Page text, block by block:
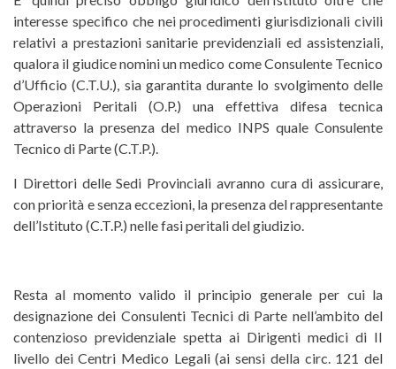
interesse specifico che nei procedimenti giurisdizionali civili
relativi a prestazioni sanitarie previdenziali ed assistenziali,
qualora il giudice nomini un medico come Consulente Tecnico
d’Ufficio (C.T.U.), sia garantita durante lo svolgimento delle
Operazioni Peritali (O.P.) una effettiva difesa tecnica
attraverso la presenza del medico INPS quale Consulente
Tecnico di Parte (C.T.P.).
I Direttori delle Sedi Provinciali avranno cura di assicurare,
con priorità e senza eccezioni, la presenza del rappresentante
dell’Istituto (C.T.P.) nelle fasi peritali del giudizio.
Resta al momento valido il principio generale per cui la
designazione dei Consulenti Tecnici di Parte nell’ambito del
contenzioso previdenziale spetta ai Dirigenti medici di II
livello dei Centri Medico Legali (ai sensi della circ. 121 del